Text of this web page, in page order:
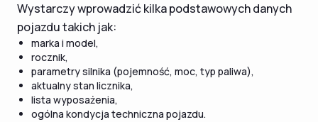
Wystarczy wprowadzić kilka podstawowych danych
pojazdu takich jak:
marka i model,
rocznik,
parametry silnika (pojemność, moc, typ paliwa),
aktualny stan licznika,
lista wyposażenia,
ogólna kondycja techniczna pojazdu.